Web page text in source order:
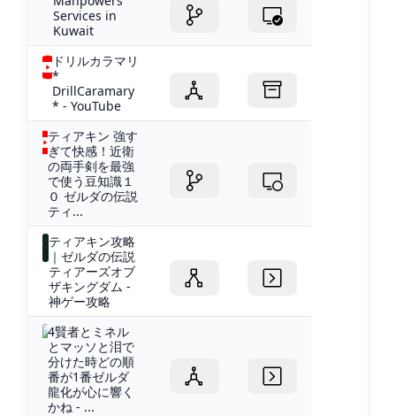
Services in
Kuwait
ドリルカラマリ
*
DrillCaramary
* - YouTube
ティアキン 強す
ぎて快感！近衛
の両手剣を最強
で使う豆知識１
０ ゼルダの伝説
ティ...
ティアキン攻略
｜ゼルダの伝説
ティアーズオブ
ザキングダム -
神ゲー攻略
4賢者とミネル
とマッソと泪で
分けた時どの順
番が1番ゼルダ
龍化が心に響く
かね - ...